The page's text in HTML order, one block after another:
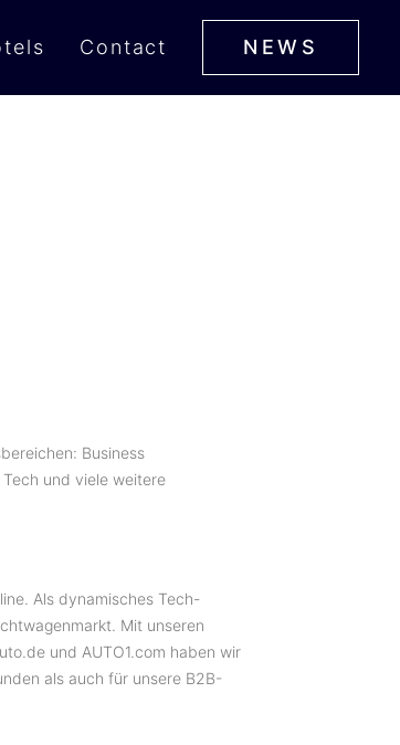
Contact NEWS
Business
und viele weitere
Als dynamisches Tech-
Mit unseren
und AUTO1.com haben wir
als auch für unsere B2B-